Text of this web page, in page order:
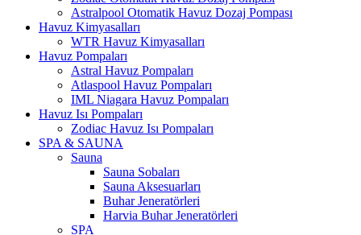
Astralpool Otomatik Havuz Dozaj Pompası
Havuz Kimyasalları
WTR Havuz Kimyasalları
Havuz Pompaları
Astral Havuz Pompaları
Atlaspool Havuz Pompaları
IML Niagara Havuz Pompaları
Havuz Isı Pompaları
Zodiac Havuz Isı Pompaları
SPA & SAUNA
Sauna
Sauna Sobaları
Sauna Aksesuarları
Buhar Jeneratörleri
Harvia Buhar Jeneratörleri
SPA